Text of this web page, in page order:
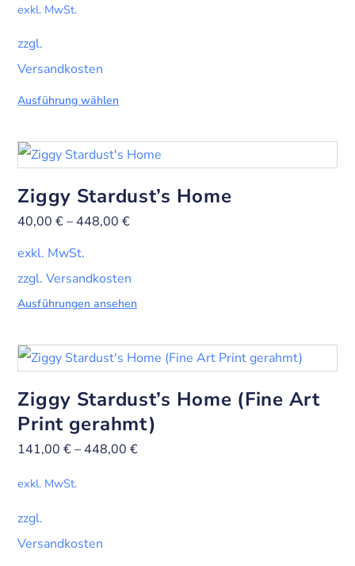
exkl. MwSt.
zzgl.
Versandkosten
Ausführung wählen
Ziggy Stardust’s Home
40,00€– 448,00€
exkl. MwSt.
zzgl. Versandkosten
Ausführungen ansehen
Ziggy Stardust’s Home (Fine Art
Print gerahmt)
141,00€– 448,00€
exkl. MwSt.
zzgl.
Versandkosten